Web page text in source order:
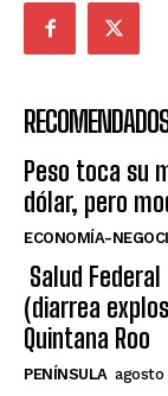
Peso toca su
dólar, pero
ECONOMÍA-
Salud
(diarrea
Quintana Roo
PENÍNSULA agosto